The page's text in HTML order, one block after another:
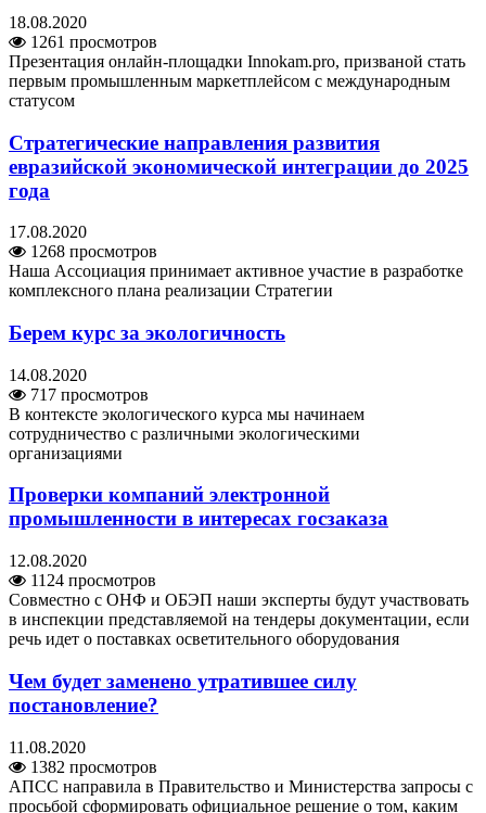
18.08.2020
1261 просмотров
Презентация онлайн-площадки Innokam.pro, призваной стать
первым промышленным маркетплейсом с международным
статусом
Стратегические направления развития
евразийской экономической интеграции до 2025
года
17.08.2020
1268 просмотров
Наша Ассоциация принимает активное участие в разработке
комплексного плана реализации Стратегии
Берем курс за экологичность
14.08.2020
717 просмотров
В контексте экологического курса мы начинаем
сотрудничество с различными экологическими
организациями
Проверки компаний электронной
промышленности в интересах госзаказа
12.08.2020
1124 просмотров
Совместно с ОНФ и ОБЭП наши эксперты будут участвовать
в инспекции представляемой на тендеры документации, если
речь идет о поставках осветительного оборудования
Чем будет заменено утратившее силу
постановление?
11.08.2020
1382 просмотров
АПСС направила в Правительство и Министерства запросы с
просьбой сформировать официальное решение о том, каким